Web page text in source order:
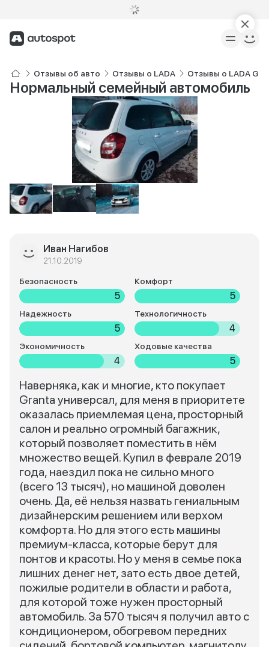
Отзывы об авто Отзывы о LADA Отзывы о LADA
Нормальный семейный автомобиль
Иван Нагибов
21.10.2019
Безопасность
5
Комфорт
5
Надежность
5
Технологичность
4
Экономичность
4
Ходовые качества
5
Наверняка, как и многие, кто покупает
Granta универсал, для меня в приоритете
оказалась приемлемая цена, просторный
салон и реально огромный багажник,
который позволяет поместить в нём
множество вещей. Купил в феврале 2019
года, наездил пока не сильно много
(всего 13 тысяч), но машиной доволен
очень. Да, её нельзя назвать гениальным
дизайнерским решением или верхом
комфорта. Но для этого есть машины
премиум-класса, которые берут для
понтов и красоты. Но у меня в семье пока
лишних денег нет, зато есть двое детей,
пожилые родители в области и работа,
для которой тоже нужен просторный
автомобиль. За 570 тысяч я получил авто с
кондиционером, обогревом передних